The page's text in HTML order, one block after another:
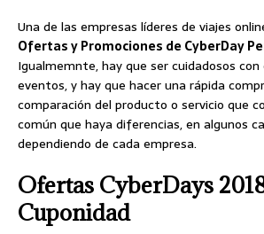
Una de las empresas líderes de viajes
Ofertas y Promociones de CyberDay
Igualmemnte, hay que ser cuidadosos
eventos, y hay que hacer una rápida
comparación del producto o servicio que
común que haya diferencias, en algunos
dependiendo de cada empresa.
Ofertas CyberDays
Cuponidad